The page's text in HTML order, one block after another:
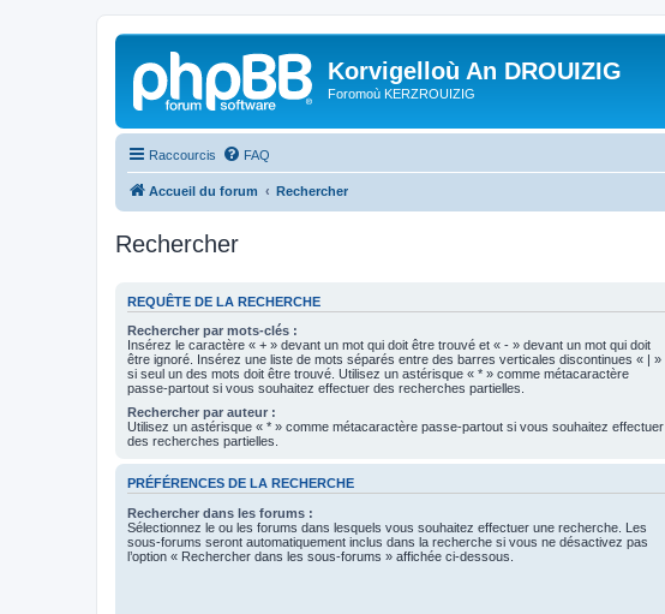
Korvigelloù An DROUIZIG
Foromoù KERZROUIZIG
Raccourcis FAQ
Accueil du forum Rechercher
Rechercher
REQUÊTE DE LA RECHERCHE
Rechercher par mots-clés :
Insérez le caractère « + » devant un mot qui doit être trouvé et « - » devant un mot qui doit
être ignoré. Insérez une liste de mots séparés entre des barres verticales discontinues « | »
si seul un des mots doit être trouvé. Utilisez un astérisque « * » comme métacaractère
passe-partout si vous souhaitez effectuer des recherches partielles.
Rechercher par auteur :
Utilisez un astérisque « * » comme métacaractère passe-partout si vous souhaitez effectuer
des recherches partielles.
PRÉFÉRENCES DE LA RECHERCHE
Rechercher dans les forums :
Sélectionnez le ou les forums dans lesquels vous souhaitez effectuer une recherche. Les
sous-forums seront automatiquement inclus dans la recherche si vous ne désactivez pas
l’option « Rechercher dans les sous-forums » affichée ci-dessous.